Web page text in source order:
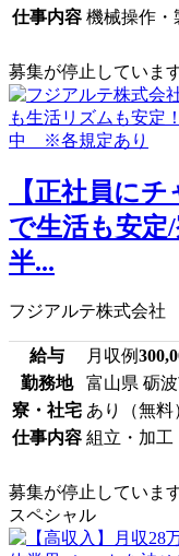
仕事内容 機械操作・
募集が停止していま
【正社員に
で生活も安定
半...
フジアルテ株式会社
給与 月収例
勤務地
富山県 砺
寮・社宅 あり（無料
仕事内容 組立・加工
募集が停止していま
スペシャル